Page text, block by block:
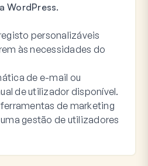
WordPress.
personalizáveis
às necessidades do
de e-mail ou
de utilizador disponível.
de marketing
gestão de utilizadores